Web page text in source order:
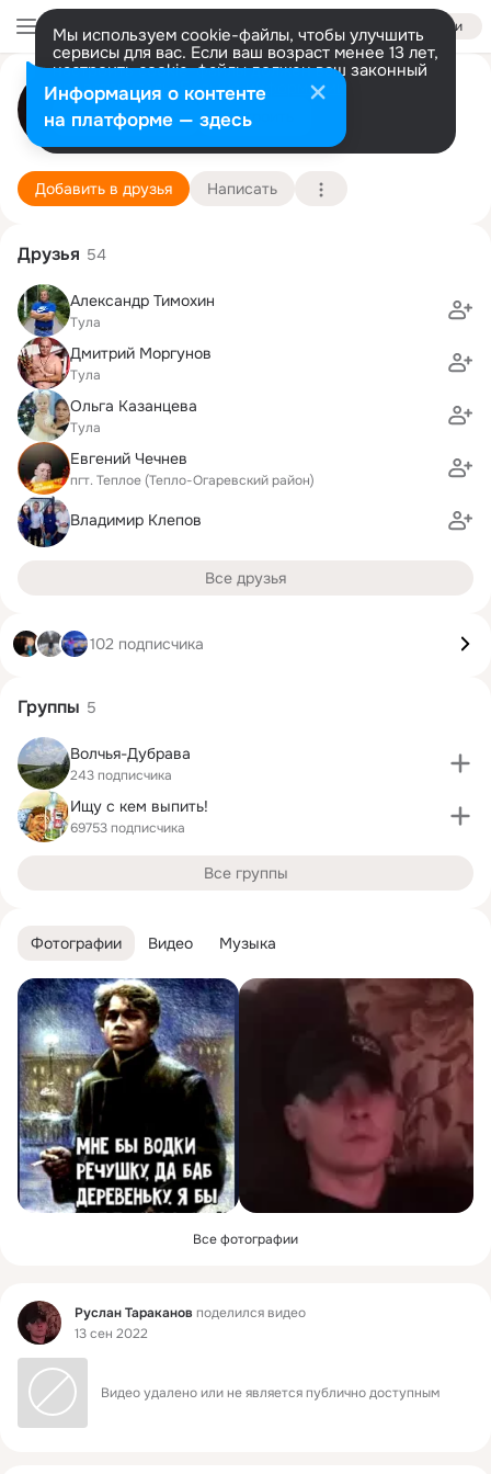
Войти
Мы используем cookie-файлы, чтобы улучшить
сервисы для вас. Если ваш возраст менее 13 лет,
настроить cookie-файлы должен ваш законный
представитель. Больше информации
Разрешить все Настроить
Руслан Тараканов
пгт. теплое (тульская обл)
Подробнее
Добавить в друзья Написать
Фотографии Видео Музыка
Все фотографии
Фид Руслан Тараканов поделился видео
13 сен 2022
Видео удалено или не является публично доступным
Друзья 54
Александр Тимохин
Тула
Дмитрий Моргунов
Тула
Ольга Казанцева
Тула
Евгений Чечнев
пгт. Теплое (Тепло-Огаревский район)
Владимир Клепов
Все друзья
102 подписчика
Группы 5
Волчья-Дубрава
243 подписчика
Ищу с кем выпить!
69753 подписчика
Все группы
Информация о контенте
на платформе — здесь